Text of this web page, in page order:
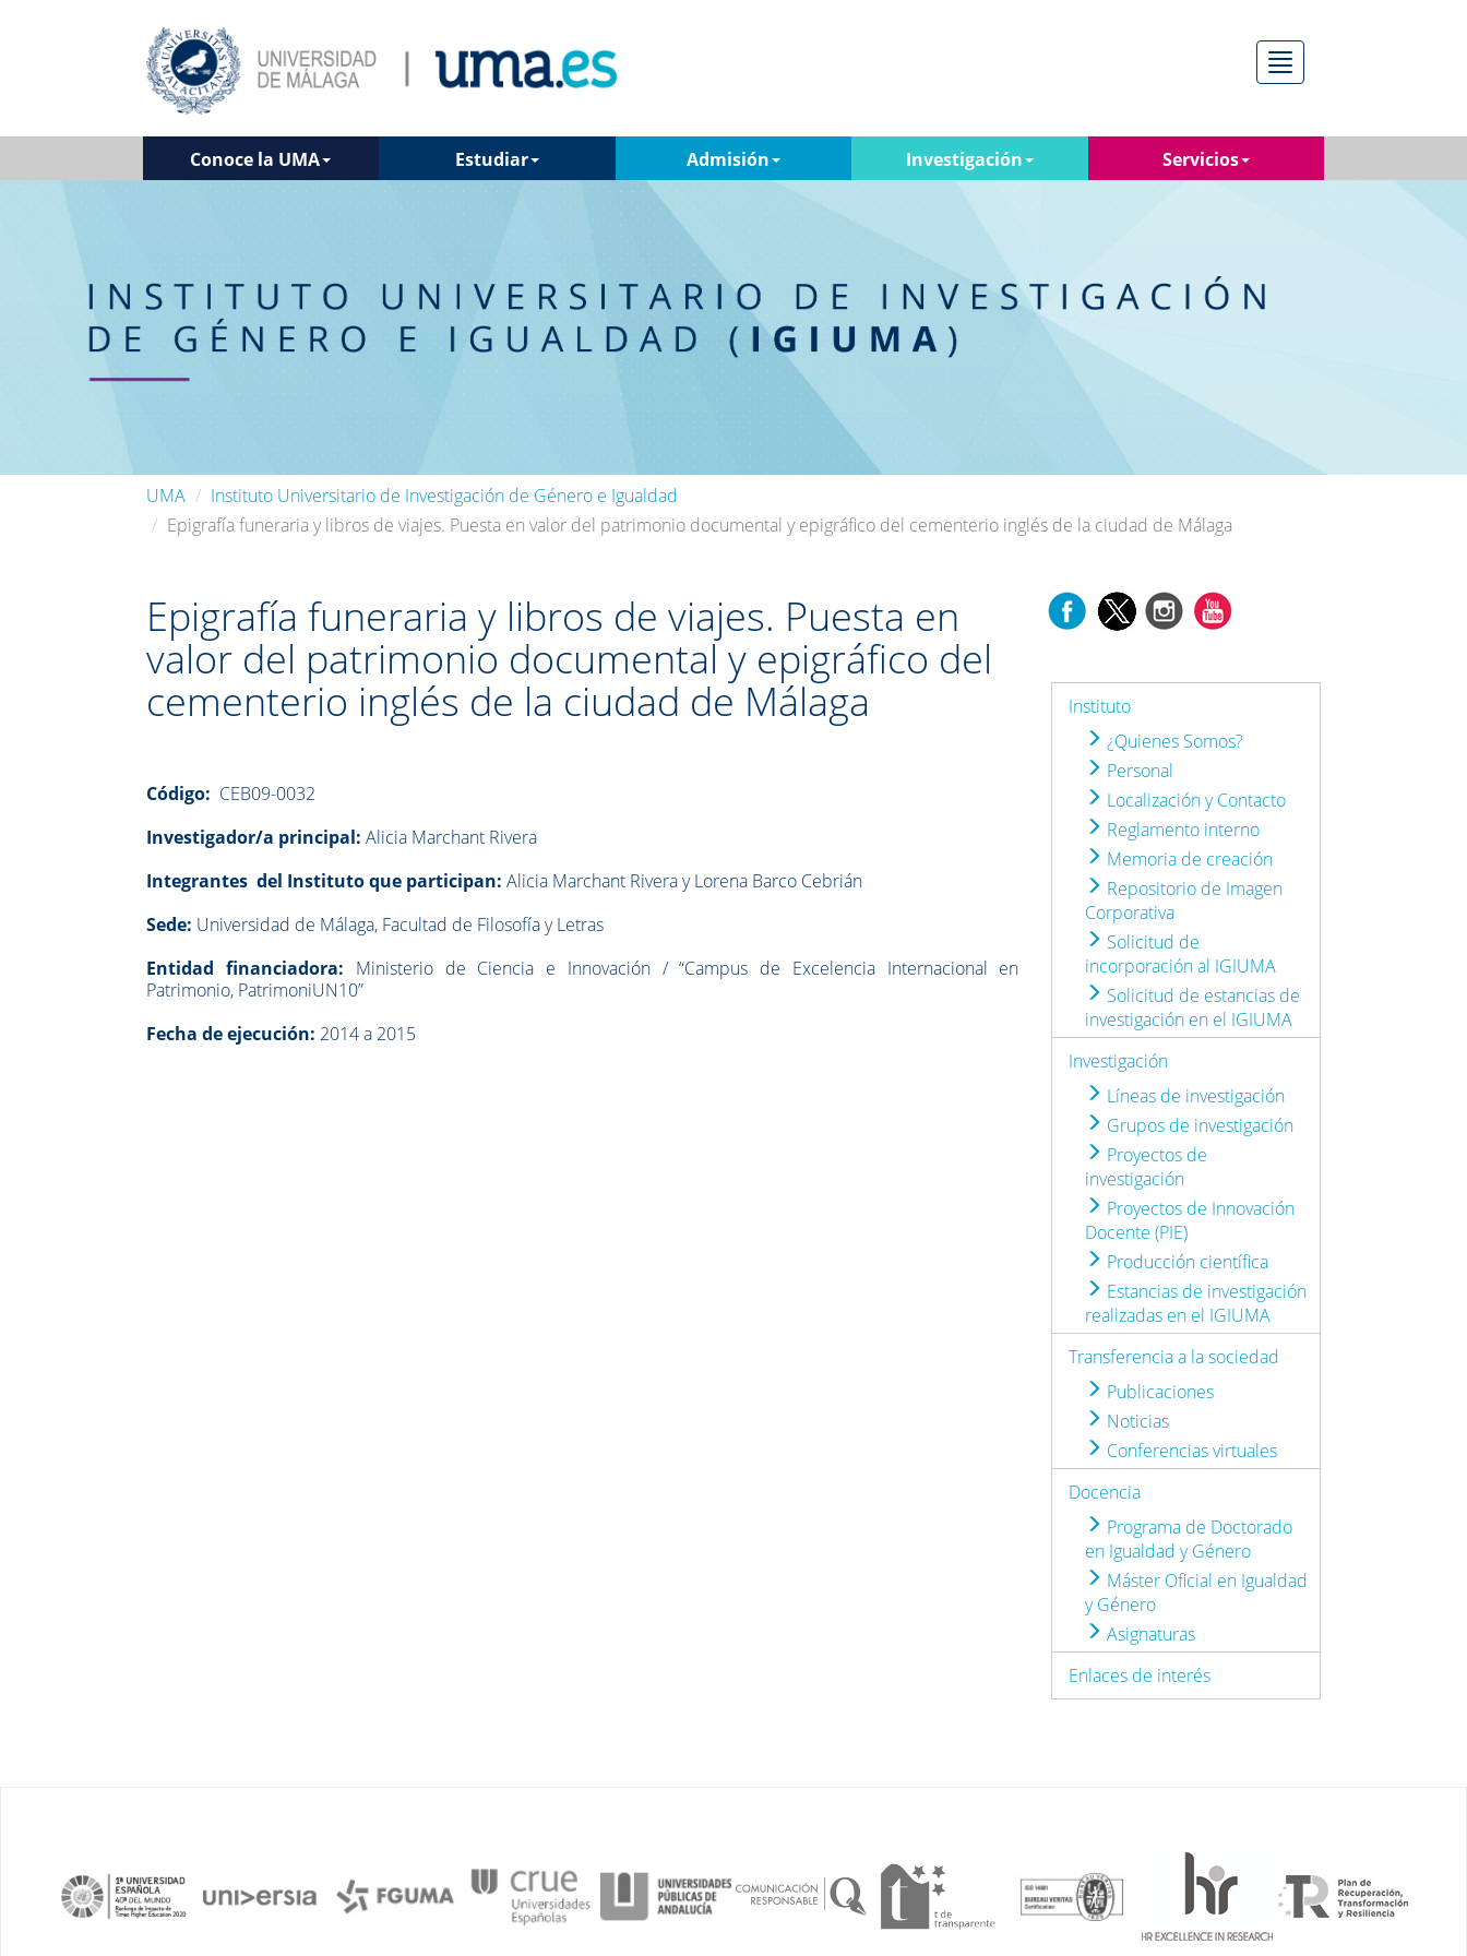
Menú
Conoce la UMA Estudiar Admisión Investigación Servicios
UMA
Instituto Universitario de Investigación de Género e Igualdad
Epigrafía funeraria y libros de viajes. Puesta en valor del patrimonio documental y epigráfico del cementerio inglés de la ciudad de Málaga
Epigrafía funeraria y libros de viajes. Puesta en
valor del patrimonio documental y epigráfico del
cementerio inglés de la ciudad de Málaga
Código: CEB09-0032
Investigador/a principal: Alicia Marchant Rivera
Integrantes del Instituto que participan: Alicia Marchant Rivera yLorena Barco Cebrián
Sede: Universidad de Málaga, Facultad de Filosofía y Letras
Entidad financiadora: Ministerio de Ciencia e Innovación / “Campus de Excelencia Internacional en
Patrimonio, PatrimoniUN10”
Fecha de ejecución: 2014 a 2015
Instituto
¿Quienes Somos?
Personal
Localización y Contacto
Reglamento interno
Memoria de creación
Repositorio de Imagen
Corporativa
Solicitud de
incorporación al IGIUMA
Solicitud de estancias de
investigación en el IGIUMA
Investigación
Líneas de investigación
Grupos de investigación
Proyectos de
investigación
Proyectos de Innovación
Docente (PIE)
Producción científica
Estancias de investigación
realizadas en el IGIUMA
Transferencia a la sociedad
Publicaciones
Noticias
Conferencias virtuales
Docencia
Programa de Doctorado
en Igualdad y Género
Máster Oficial en Igualdad
y Género
Asignaturas
Enlaces de interés